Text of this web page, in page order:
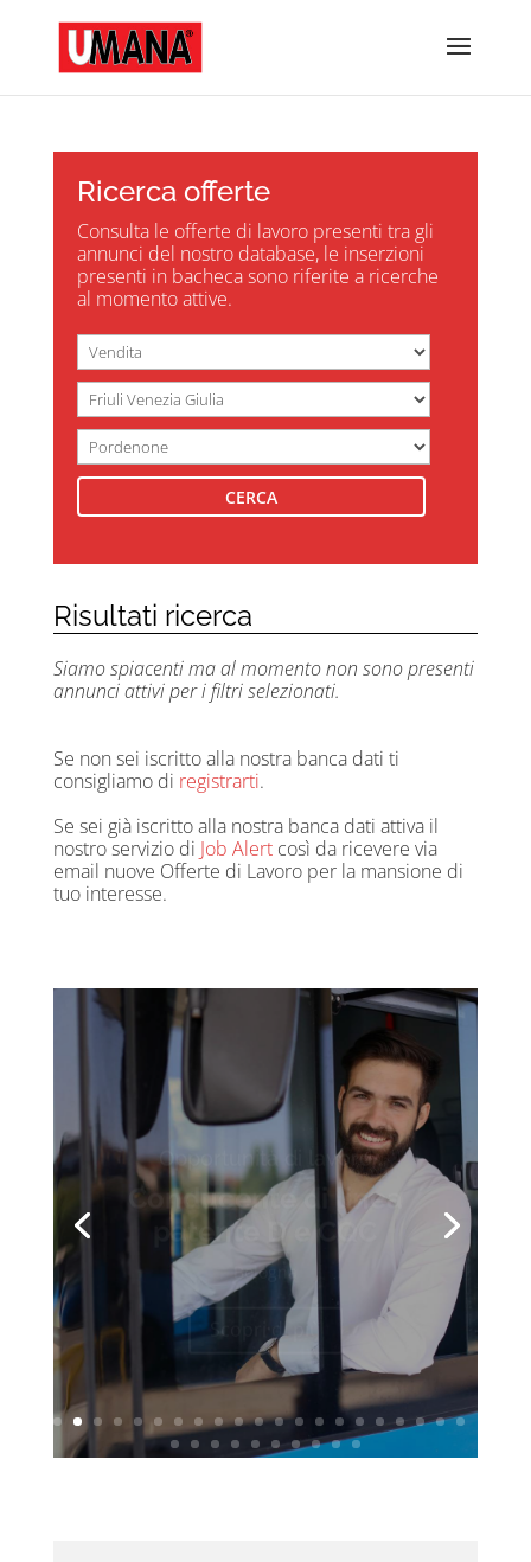
Ricerca offerte
Consulta le offerte di lavoro presenti tra gli
annunci del nostro database, le inserzioni
presenti in bacheca sono riferite a ricerche
al momento attive.
Risultati ricerca
Siamo spiacenti ma al momento non sono presenti
annunci attivi per i filtri selezionati.
Se non sei iscritto alla nostra banca dati ti
consigliamo di registrarti.
Se sei già iscritto alla nostra banca dati attiva il
nostro servizio di Job Alertcosì da ricevere via
email nuove Offerte di Lavoro per la mansione di
tuo interesse.
Opportunità di lavoro
Conducente di linea
patente D e CQC
Bologna
Scopri di più